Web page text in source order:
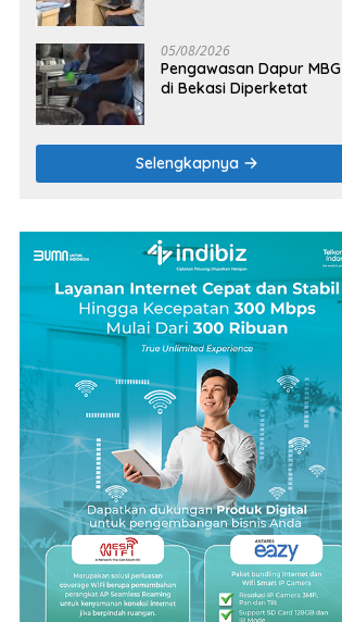
05/08/2026
Pengawasan Dapur MBG
di Bekasi Diperketat
Selengkapnya